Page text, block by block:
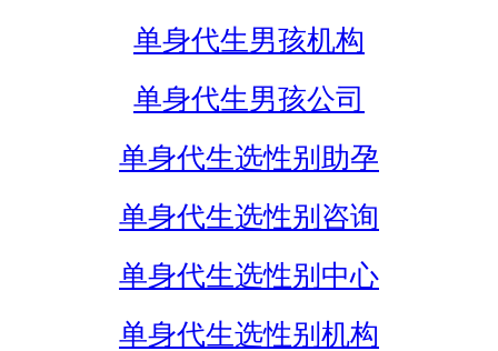
单身代生男孩机构
单身代生男孩公司
单身代生选性别助孕
单身代生选性别咨询
单身代生选性别中心
单身代生选性别机构